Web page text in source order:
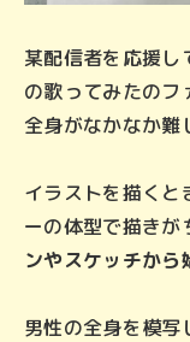
某配信者を応援
の歌ってみたのフ
全身がなかなか難
イラストを描くと
ーの体型で描きが
ンやスケッチから
男性の全身を模写